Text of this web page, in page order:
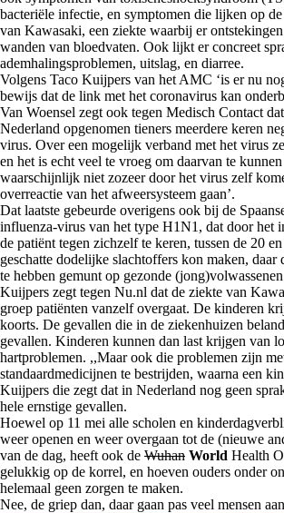
bacteriële infectie, en symptomen die lijken op
van Kawasaki, een ziekte waarbij er
wanden van bloedvaten. Ook lijkt er concreet
ademhalingsproblemen, uitslag, en diarree.
Volgens Taco Kuijpers van het AMC ‘is er nu
bewijs dat de link met het coronavirus kan
Van Woensel zegt ook tegen Medisch Contact
Nederland opgenomen tieners meerdere keren
virus. Over een mogelijk verband met het virus
en het is echt veel te vroeg om daarvan te
waarschijnlijk niet zozeer door het virus zelf
overreactie van het afweersysteem gaan’.
Dat laatste gebeurde overigens ook bij de
influenza-virus van het type H1N1, dat door het
de patiënt tegen zichzelf te keren, tussen de 20
geschatte dodelijke slachtoffers kon maken,
te hebben gemunt op gezonde
Kuijpers zegt tegen Nu.nl dat de ziekte van
groep patiënten vanzelf overgaat. De kinderen
koorts. De gevallen die in de ziekenhuizen
gevallen. Kinderen kunnen dan last krijgen van
hartproblemen. ,,Maar ook die problemen zijn
standaardmedicijnen te bestrijden, waarna een
Kuijpers die zegt dat in Nederland nog geen
hele ernstige gevallen.
Hoewel op 11 mei alle scholen en
weer openen en weer overgaan tot de (nieuwe
van de dag, heeft ook de Wuhan World Health
gelukkig op de korrel, en hoeven ouders onder
helemaal geen zorgen te maken.
Nee, de griep dan, daar gaan pas veel mensen